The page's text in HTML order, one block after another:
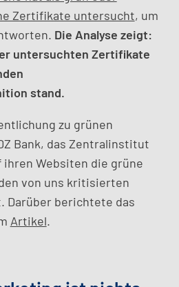
Zertifikate untersucht, um
Die Analyse zeigt:
untersuchten Zertifikate
stand.
zu grünen
Bank, das Zentralinstitut
ihren Websiten die grüne
von uns kritisierten
berichtete das
Artikel.